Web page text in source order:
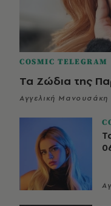
COSMIC TELEGRAM
Τα Ζώδια της
Αγγελική Μανουσάκη